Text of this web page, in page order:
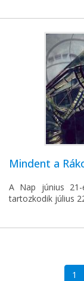
Mindent a
A Nap június
tartozkodik július
1